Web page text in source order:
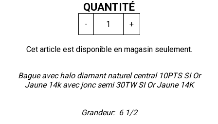
QUANTITÉ
- +
Cet article est disponible en magasin seulement.
Bague avec halo diamant naturel central 10PTS SI Or
Jaune 14k avec jonc semi 30TW SI Or Jaune 14K
Grandeur: 6 1/2